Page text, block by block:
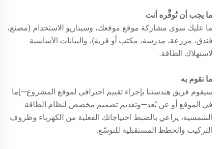
ما يجب أن تُوفِّره أنت
ما عليك سوى مشاركة موقع موقعك، وسيناريو الاستخدام (مصنع،
فندق، مزرعة، مدرسة، مكتب أو قرية)، والبيانات الأساسية
لاستهلاك الطاقة.
ما نقوم به
سيقوم فريق هندستنا بإجراء تقييم احترافي لموقع المشروع—إما
في الموقع أو عن بُعد—وتقديم تصميم مخصص لنظام الطاقة
الشمسية، يراعي بالضبط احتياجاتك الفعلية من الكهرباء وظروف
التركيب والخطط المستقبلية للتوسّع.